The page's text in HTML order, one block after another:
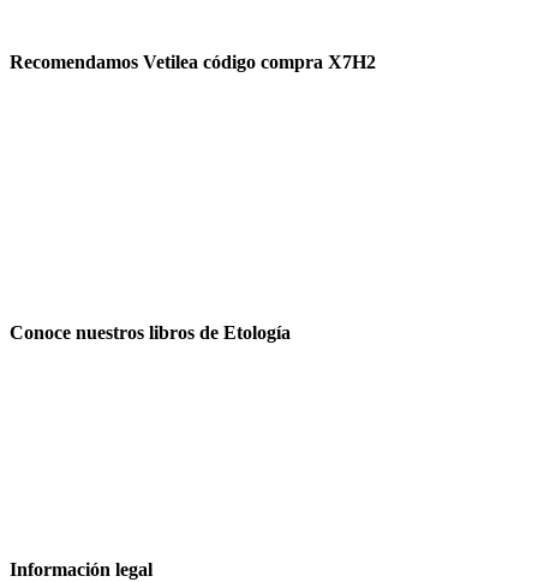
Recomendamos Vetilea código compra X7H2
Conoce nuestros libros de Etología
Información legal